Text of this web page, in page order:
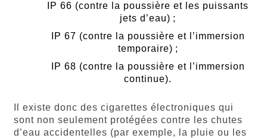
IP 66 (contre la poussière et les puissants
jets d’eau) ;
IP 67 (contre la poussière et l’immersion
temporaire) ;
IP 68 (contre la poussière et l’immersion
continue).
Il existe donc des cigarettes électroniques qui
sont non seulement protégées contre les chutes
d’eau accidentelles (par exemple, la pluie ou les